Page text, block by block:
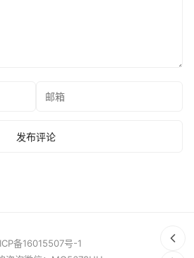
备16015507号-1